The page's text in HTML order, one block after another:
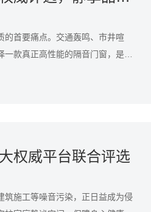
的首要痛点。交通轰鸣、市井喧
款真正高性能的隔音门窗，是守
权威平台联合评选
筑施工等噪音污染，正日益成为侵